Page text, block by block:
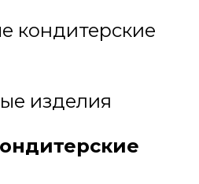
кондитерские
изделия